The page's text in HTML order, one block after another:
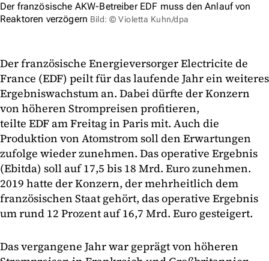
Der französische AKW-Betreiber EDF muss den Anlauf von
Reaktoren verzögern Bild: © Violetta Kuhn/dpa
Der französische Energieversorger Electricite de
France (EDF) peilt für das laufende Jahr ein weiteres
Ergebniswachstum an. Dabei dürfte der Konzern
von höheren Strompreisen profitieren,
teilte EDF am Freitag in Paris mit. Auch die
Produktion von Atomstrom soll den Erwartungen
zufolge wieder zunehmen. Das operative Ergebnis
(Ebitda) soll auf 17,5 bis 18 Mrd. Euro zunehmen.
2019 hatte der Konzern, der mehrheitlich dem
französischen Staat gehört, das operative Ergebnis
um rund 12 Prozent auf 16,7 Mrd. Euro gesteigert.
Das vergangene Jahr war geprägt von höheren